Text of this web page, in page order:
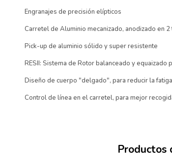
Engranajes de precisión elípticos
Carretel de Aluminio mecanizado, anodizado en
Pick-up de aluminio sólido y super resistente
RESII: Sistema de Rotor balanceado y equaizado
Diseño de cuerpo "delgado", para reducir la
Control de línea en el carretel, para mejor
Productos